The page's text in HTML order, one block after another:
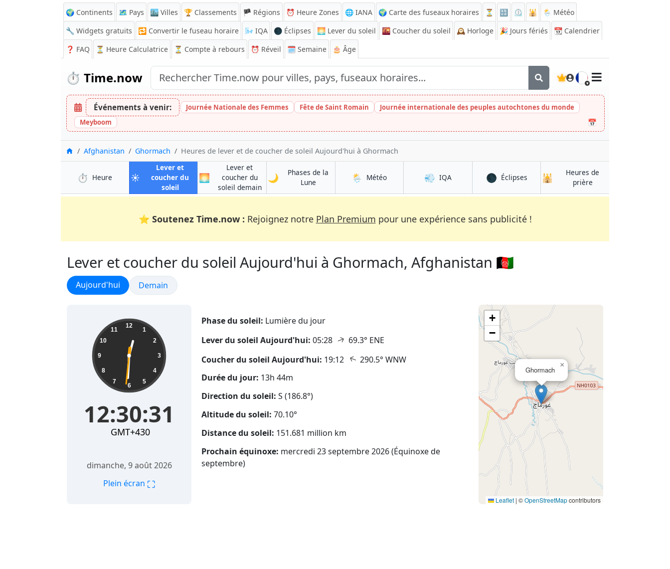
🌍 Continents 🗺️ Pays 🏙️ Villes 🏆 Classements 🏴 Régions ⏰ Heure Zones 🌐 IANA 🌍 Carte des fuseaux horaires ⏳ 🔡 ⏲️ 🕌
🌦️ Météo
🔧 Widgets gratuits
🔁 Convertir le fuseau horaire 🌬️ IQA 🌑 Éclipses 🌅 Lever du soleil 🌇 Coucher du soleil 🕰️ Horloge 🎉 Jours fériés 📆 Calendrier
❓ FAQ ⏳ Heure Calculatrice ⏳ Compte à rebours ⏰ Réveil 🗓️ Semaine 🎂 Âge
⏱️ Time.now 🇫🇷
Événements à venir: Journée Nationale des Femmes Fête de Saint Romain
Journée internationale des peuples autochtones du monde
Meyboom
📅
Accueil
Afghanistan Ghormach Heures de lever et de coucher de soleil Aujourd'hui à Ghormach
⏱️ Heure à Ghormach
☀️
Lever et
coucher du
soleilà Ghormach
🌅
Lever et
coucher du
soleil demainà Ghormach
🌙
Phases de la
Luneà Ghormach🌦️ Météoà Ghormach💨 IQAà Ghormach🌑 Éclipsesà Ghormach
🕌
Heures de
prièreà Ghormach
⭐ Soutenez Time.now : Rejoignez notre Plan Premium pour une expérience sans publicité !
Lever et coucher du soleil Aujourd'hui à Ghormach, Afghanistan 🇦🇫
Lever et coucher du soleil
Aujourd'hui Lever et coucher du soleil
Demain
12:30:31 12
1
2
3
4
5
6
7
8
9
10
11
12:30:31
GMT+430
dimanche, 9 août 2026
Plein écran ⛶
Phase du soleil: Lumière du jour
Lever du soleil Aujourd'hui: 05:28 ↑ 69.3° ENE
Coucher du soleil Aujourd'hui: 19:12 ↑ 290.5° WNW
Durée du jour: 13h 44m
Direction du soleil: S (186.8°)
Altitude du soleil: 70.10°
Distance du soleil: 151.681 million km
Prochain équinoxe: mercredi 23 septembre 2026 (Équinoxe de
septembre)
Ghormach
×
+
−
Leaflet | ©OpenStreetMapcontributors